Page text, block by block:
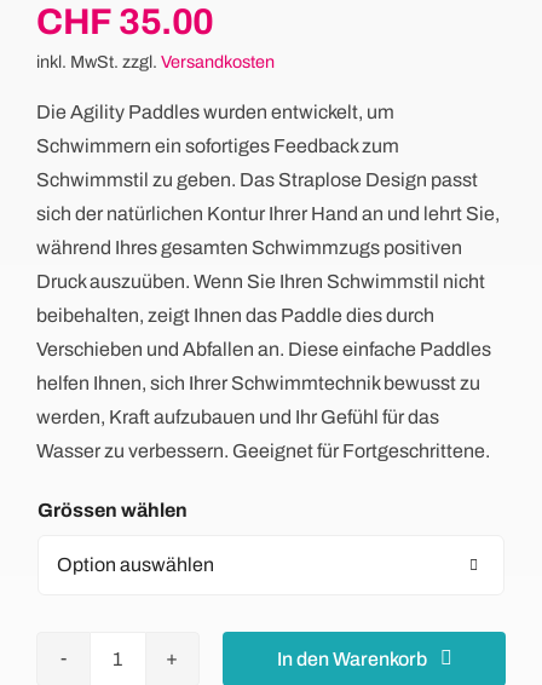
CHF 35.00
inkl. MwSt. zzgl. Versandkosten
Die Agility Paddles wurden entwickelt, um
Schwimmern ein sofortiges Feedback zum
Schwimmstil zu geben. Das Straplose Design passt
sich der natürlichen Kontur Ihrer Hand an und lehrt Sie,
während Ihres gesamten Schwimmzugs positiven
Druck auszuüben. Wenn Sie Ihren Schwimmstil nicht
beibehalten, zeigt Ihnen das Paddle dies durch
Verschieben und Abfallen an. Diese einfache Paddles
helfen Ihnen, sich Ihrer Schwimmtechnik bewusst zu
werden, Kraft aufzubauen und Ihr Gefühl für das
Wasser zu verbessern. Geeignet für Fortgeschrittene.
Grössen

In den Warenkorb